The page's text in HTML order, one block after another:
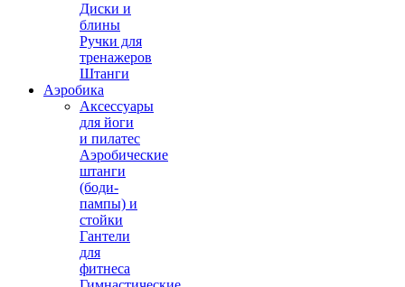
Диски и
блины
Ручки для
тренажеров
Штанги
Аэробика
Аксессуары
для йоги
и пилатес
Аэробические
штанги
(боди-
пампы) и
стойки
Гантели
для
фитнеса